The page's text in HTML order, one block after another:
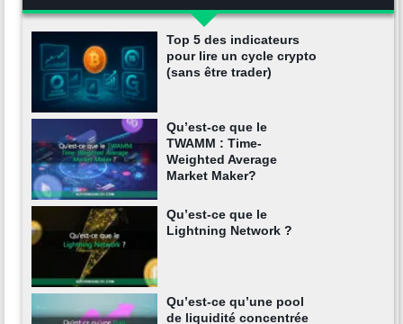
Top 5 des indicateurs
pour lire un cycle crypto
(sans être trader)
Qu’est-ce que le
TWAMM : Time-
Weighted Average
Market Maker?
Qu’est-ce que le
Lightning Network ?
Qu’est-ce qu’une pool
de liquidité concentrée